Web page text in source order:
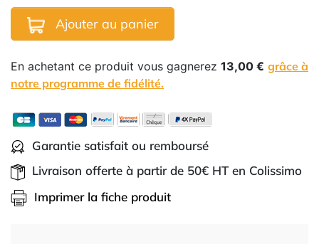
Ajouter au panier
En achetant ce produit vous gagnerez 13,00 € grâce à
notre programme de fidélité.
Garantie satisfait ou remboursé
Livraison offerte à partir de 50€ HT en Colissimo
Imprimer la fiche produit